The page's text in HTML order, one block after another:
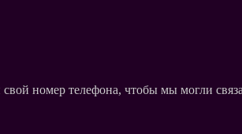
номер телефона, чтобы мы могли